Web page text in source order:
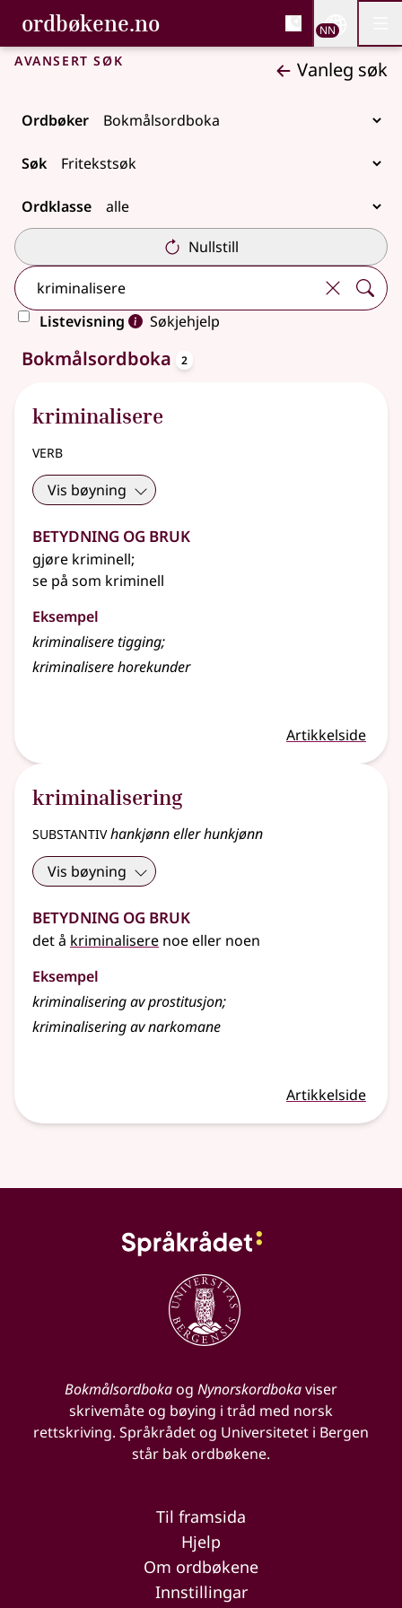
Gå til hovudinnhald
Tilgjenge
ordbøkene.no, Bokmålsordboka og
Bokmålsordboka og Nynorskordboka
NN
Avansert søk Vanleg søk
Ordbøker
Søk
Ordklasse
Nullstill
Listevisning
Søkjehjelp
2 treff
Bokmålsordboka 2
kriminalisere
verb
Vis bøyning
Betydning og bruk
gjøre kriminell;
se på som kriminell
Eksempel
kriminalisere tigging;
kriminalisere horekunder
Artikkelside
kriminalisering
substantivhankjønn eller hunkjønn
Vis bøyning
Betydning og bruk
det å kriminalisere noe eller noen
Eksempel
kriminalisering av prostitusjon;
kriminalisering av narkomane
Artikkelside
Bokmålsordbokaog Nynorskordbokaviser
skrivemåte og bøying i tråd med norsk
rettskriving. Språkrådet og Universitetet i Bergen
står bak ordbøkene.
Til framsida
Hjelp
Om ordbøkene
Innstillingar